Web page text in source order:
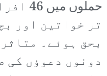
تر خواتین اور
بحق ہوئے۔
دونوں دعوؤں کی